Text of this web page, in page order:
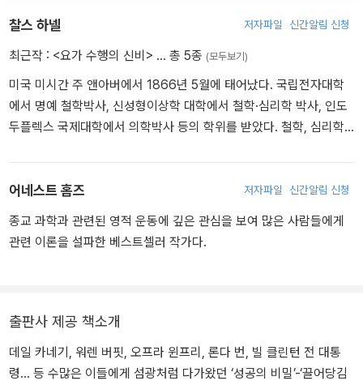
자였던 힐은 작가, 잡지 출판인, 강연가로 활동했을 뿐만 아니라 미국
의 윌슨 대통령과 루스벨트 대통령 등 정재계 지도자들의 컨설턴트를
년 88세의 나이로 미국 사우스캐롤라이나주에서 생을 마감했다. 이
후 힐이 사망하기 8년 전에 설립한 ‘나폴레온 힐 재단’이 그의 철학을
지속적으로 세상에 알리고 있다. 국내에 출간한 저서로는 『나폴레온
을 변화시키는 살아 있는 메신저로 활동했다. 그는 마음이 신체를 변
화시킬 정도의 힘을 갖고 있을 뿐 아니라 부와 명예, 건강과 인생에서
추구하는 모든 것을 가져다 줄 수 있는 초의식의 근원으로 확신했다.
그리고 이런 그의 이론이 정립된 책 『The Secret of the Ages』을
출간했다. 그는 평생을 자조운동과 형이상학으로 미국 사회에 새로운
신흥부자를 만들어 낸 사상가로 높이 평가받는다. 로버트 콜리어가
비롯해 나폴레온 힐과 노먼 빈센트 역시 이 책을 성공학의 기초로 꼽
으며 현재까지 비밀스런 독서를 탐독하며 완전한 삶의 변화를 노리는
사람들의 최고의 성공학 바이블로 군림하고 있다.
찰스 하넬 저자파일 신간알림 신청
최근작 : <요가 수행의 신비> … 총 5종 (모두보기)
미국 미시간 주 앤아버에서 1866년 5월에 태어났다. 국립전자대학
에서 명예 철학박사, 신성형이상학 대학에서 철학·심리학 박사, 인도
두플렉스 국제대학에서 의학박사 등의 학위를 받았다. 철학, 심리학,
에 바로 적용할 수 있도록 하였다.
어네스트 홈즈 저자파일 신간알림 신청
종교 과학과 관련된 영적 운동에 깊은 관심을 보여 많은 사람들에게
관련 이론을 설파한 베스트셀러 작가다.
출판사 제공 책소개
데일 카네기, 워렌 버핏, 오프라 윈프리, 론다 번, 빌 클린턴 전 대통
령… 등 수많은 이들에게 섬광처럼 다가왔던 ‘성공의 비밀’-‘끌어당김